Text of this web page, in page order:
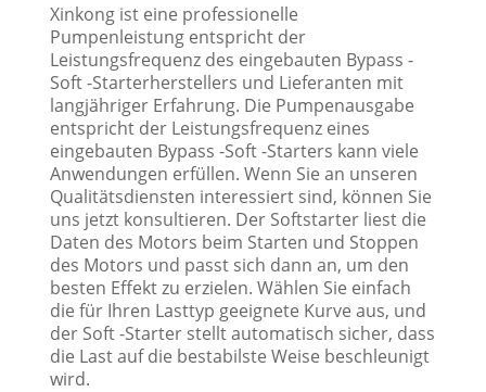
Xinkong ist eine professionelle
Pumpenleistung entspricht der
Leistungsfrequenz des eingebauten Bypass -
Soft -Starterherstellers und Lieferanten mit
langjähriger Erfahrung. Die Pumpenausgabe
entspricht der Leistungsfrequenz eines
eingebauten Bypass -Soft -Starters kann viele
Anwendungen erfüllen. Wenn Sie an unseren
Qualitätsdiensten interessiert sind, können Sie
uns jetzt konsultieren. Der Softstarter liest die
Daten des Motors beim Starten und Stoppen
des Motors und passt sich dann an, um den
besten Effekt zu erzielen. Wählen Sie einfach
die für Ihren Lasttyp geeignete Kurve aus, und
der Soft -Starter stellt automatisch sicher, dass
die Last auf die bestabilste Weise beschleunigt
wird.